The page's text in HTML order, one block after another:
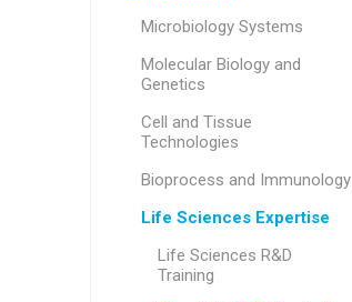
Microbiology Systems
Molecular Biology and
Genetics
Cell and Tissue
Technologies
Bioprocess and Immunology
Life Sciences Expertise
Life Sciences R&D
Training